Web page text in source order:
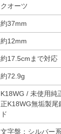
クオーツ
約37mm
約12mm
約17.5cmまで対応
約72.9g
K18WG / 未使用純
正K18WG無垢製尾
ド
文字盤：シルバー系